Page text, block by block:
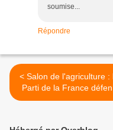
soumise...
Répondre
< Salon de l'agriculture : le
Parti de la France défend
les paysans français